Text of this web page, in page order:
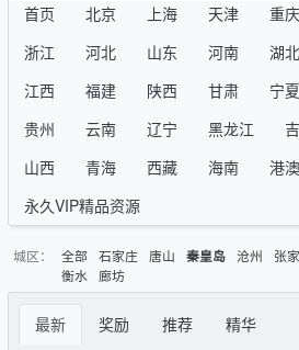
首页 北京 上海 天津 重庆
浙江
河北 山东 河南 湖北
江西
福建 陕西 甘肃 宁夏
贵州
云南 辽宁 黑龙江
山西
青海 西藏 海南 港
永久VIP精品资源
城区： 全部 石家庄 唐山 秦皇岛 沧州 张
衡水
廊坊
最新 奖励 推荐 精华